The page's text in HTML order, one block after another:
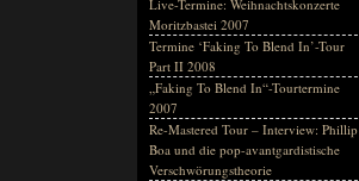
Live-Termine: Weihnachtskonzerte
Moritzbastei 2007
Termine ‘Faking To Blend In’-Tour
Part II 2008
„Faking To Blend In“-Tourtermine
2007
Re-Mastered Tour – Interview: Phillip
Boa und die pop-avantgardistische
Verschwörungstheorie